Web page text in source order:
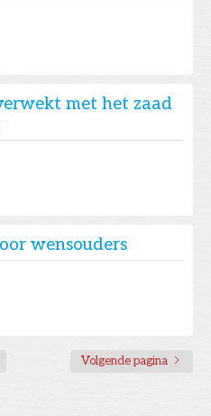
met het zaad
wensouders
Volgende pagina